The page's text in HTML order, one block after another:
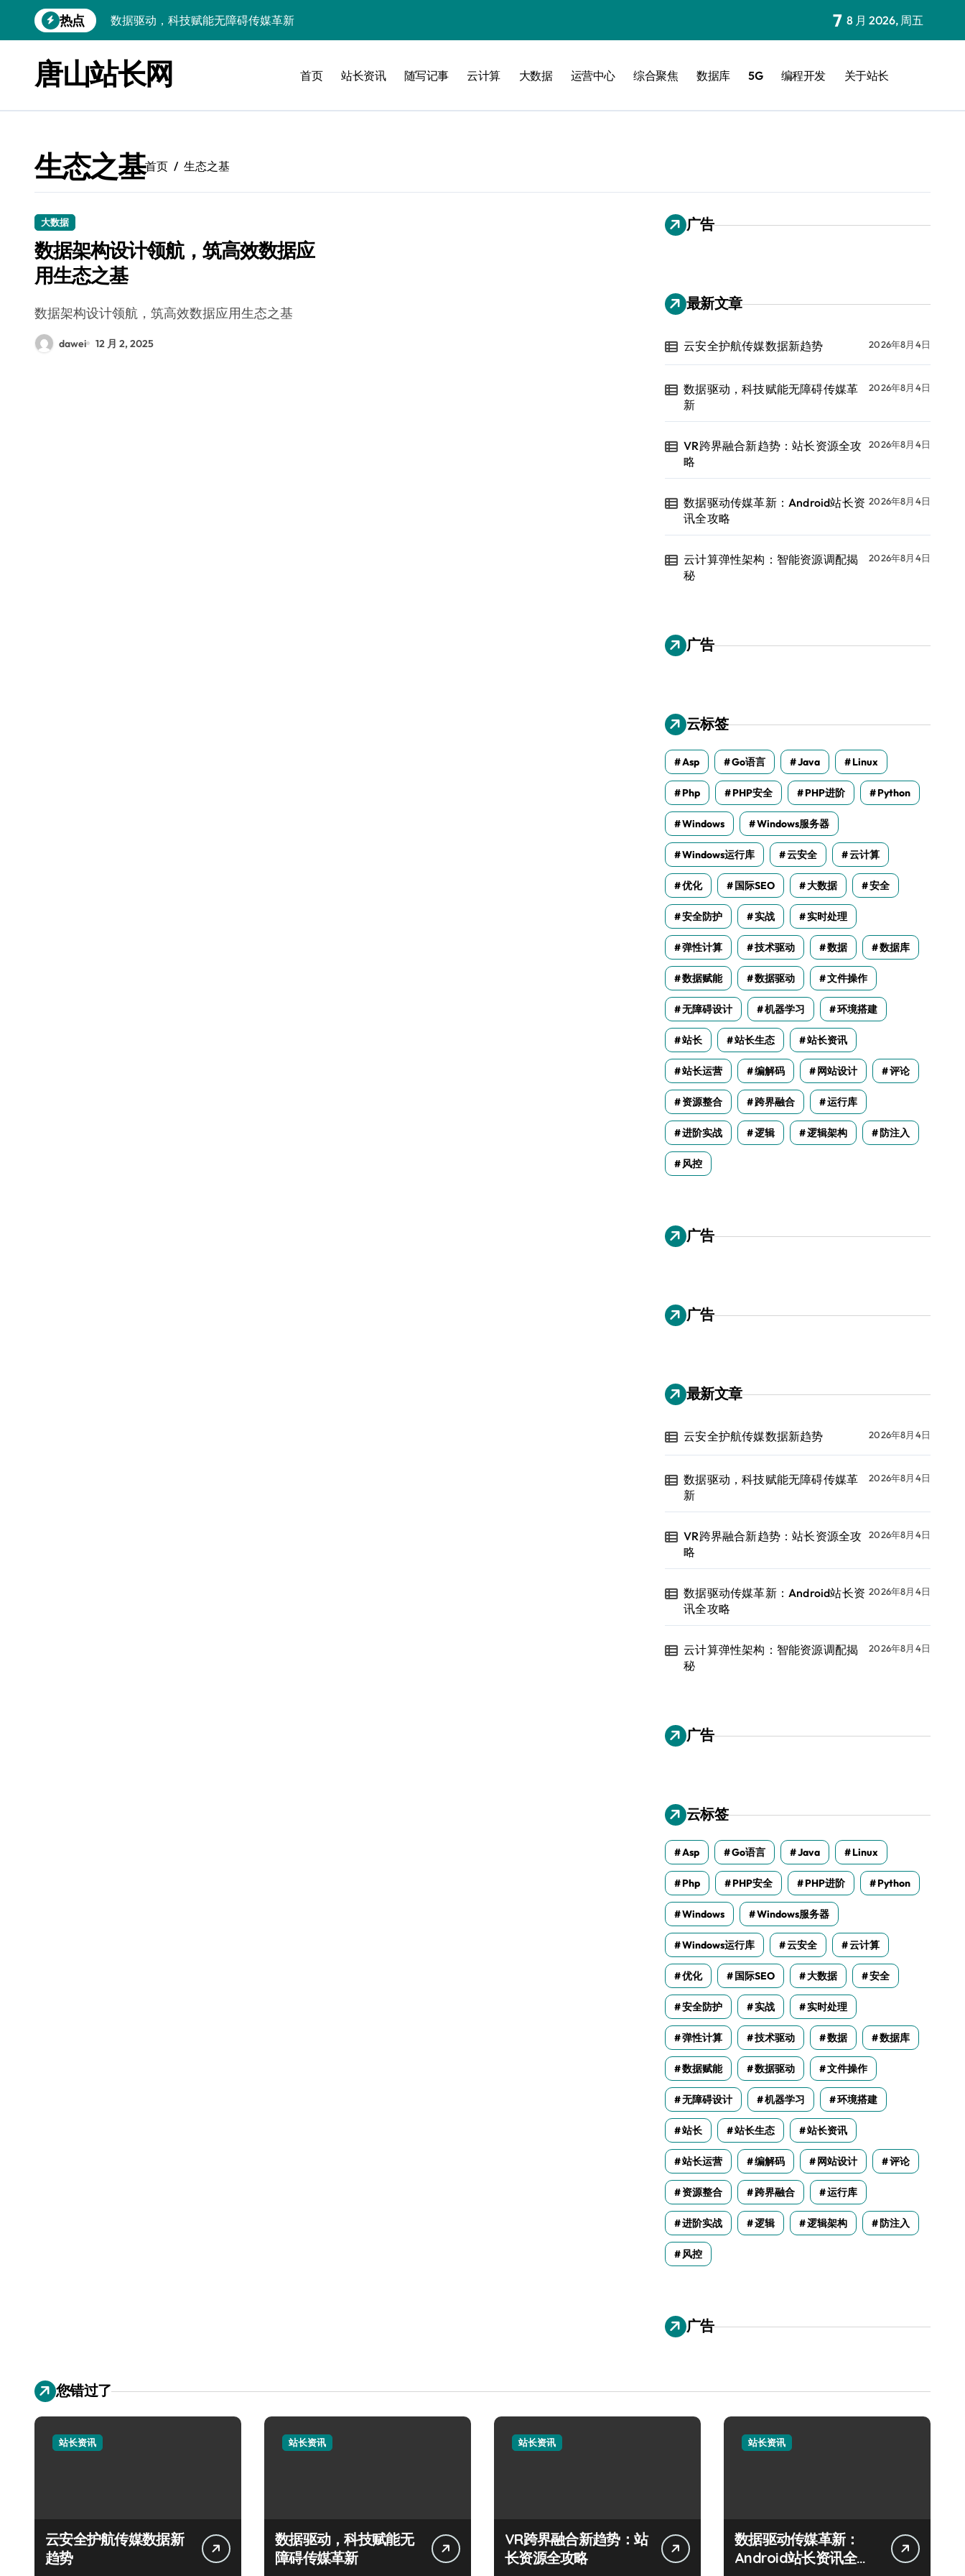
到
热点
数据驱动，科技赋能无障碍传媒革新
数据驱动传媒革新：Android站长资讯全攻略
云计算弹性架构：智能资源调配揭秘
弹性计算架构下云客户端优化实践
数据驱动下的传媒生态量子跃迁
数据驱动创新：科技赋能传媒增长
云安全护航传媒数据新趋势
7 8 月 2026, 周五
唐山站长网 首页 站长资讯 随写记事 云计算 大数据 运营中心 综合聚焦 数据库 5G 编程开发 关于站长
生态之基首页 生态之基
大数据
数据架构设计领航，筑高效数据应
用生态之基
数据架构设计领航，筑高效数据应用生态之基
dawei 12 月 2, 2025
广告
最新文章
云安全护航传媒数据新趋势 2026年8月4日
数据驱动，科技赋能无障碍传媒革
新
2026年8月4日
VR跨界融合新趋势：站长资源全攻
略
2026年8月4日
数据驱动传媒革新：Android站长资
讯全攻略
2026年8月4日
云计算弹性架构：智能资源调配揭
秘
2026年8月4日
广告
云标签
Asp Go语言 Java Linux
Php PHP安全 PHP进阶 Python
Windows Windows服务器
Windows运行库 云安全 云计算
优化 国际SEO 大数据 安全
安全防护 实战 实时处理
弹性计算 技术驱动 数据 数据库
数据赋能 数据驱动 文件操作
无障碍设计 机器学习 环境搭建
站长 站长生态 站长资讯
站长运营 编解码 网站设计 评论
资源整合 跨界融合 运行库
进阶实战 逻辑 逻辑架构 防注入
风控
广告
广告
最新文章
云安全护航传媒数据新趋势 2026年8月4日
数据驱动，科技赋能无障碍传媒革
新
2026年8月4日
VR跨界融合新趋势：站长资源全攻
略
2026年8月4日
数据驱动传媒革新：Android站长资
讯全攻略
2026年8月4日
云计算弹性架构：智能资源调配揭
秘
2026年8月4日
广告
云标签
Asp Go语言 Java Linux
Php PHP安全 PHP进阶 Python
Windows Windows服务器
Windows运行库 云安全 云计算
优化 国际SEO 大数据 安全
安全防护 实战 实时处理
弹性计算 技术驱动 数据 数据库
数据赋能 数据驱动 文件操作
无障碍设计 机器学习 环境搭建
站长 站长生态 站长资讯
站长运营 编解码 网站设计 评论
资源整合 跨界融合 运行库
进阶实战 逻辑 逻辑架构 防注入
风控
广告
您错过了
站长资讯
云安全护航传媒数据新
趋势
站长资讯
数据驱动，科技赋能无
障碍传媒革新
站长资讯
VR跨界融合新趋势：站
长资源全攻略
站长资讯
数据驱动传媒革新：
Android站长资讯全攻